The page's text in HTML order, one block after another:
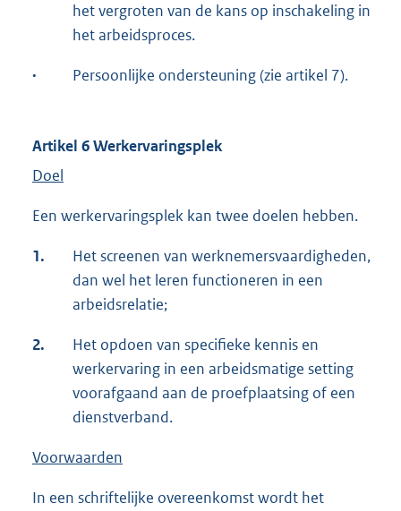
het vergroten van de kans op inschakeling in
het arbeidsproces.
· Persoonlijke ondersteuning (zie artikel 7).
Artikel 6 Werkervaringsplek
Doel
Een werkervaringsplek kan twee doelen hebben.
1.
Het screenen van werknemersvaardigheden,
dan wel het leren functioneren in een
arbeidsrelatie;
2.
Het opdoen van specifieke kennis en
werkervaring in een arbeidsmatige setting
voorafgaand aan de proefplaatsing of een
dienstverband.
Voorwaarden
In een schriftelijke overeenkomst wordt het